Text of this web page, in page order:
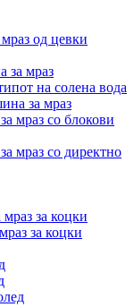
од цевки
за мраз
на солена вода
за мраз
мраз со блокови
мраз со директно
за коцки
за коцки